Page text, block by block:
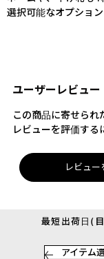
選択可能なオプショ
ユーザーレビュー
この商品に寄せられ
レビューを評価する
レビュー
最短出荷日(
アイテム